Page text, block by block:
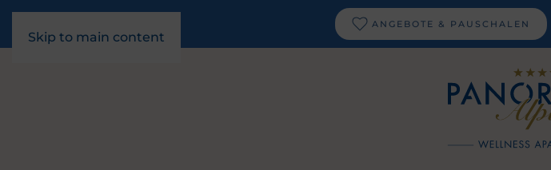
Skip to main content
ANGEBOTE & PAUSCHALEN